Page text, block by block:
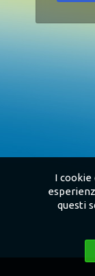
I cookie
questi